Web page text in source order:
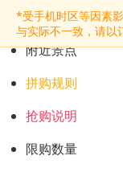
*受手机时区等因素
与实际不一致，请以
预订购票
景点介绍
附近景点
拼购规则
抢购说明
限购数量